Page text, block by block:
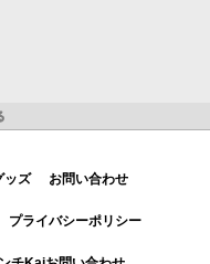
ッズ お問い合わせ
プライバシーポリシー